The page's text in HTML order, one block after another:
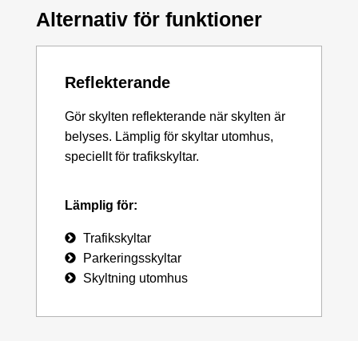
Alternativ för funktioner
Reflekterande
Gör skylten reflekterande när skylten är
belyses. Lämplig för skyltar utomhus,
speciellt för trafikskyltar.
Lämplig för:
Trafikskyltar
Parkeringsskyltar
Skyltning utomhus